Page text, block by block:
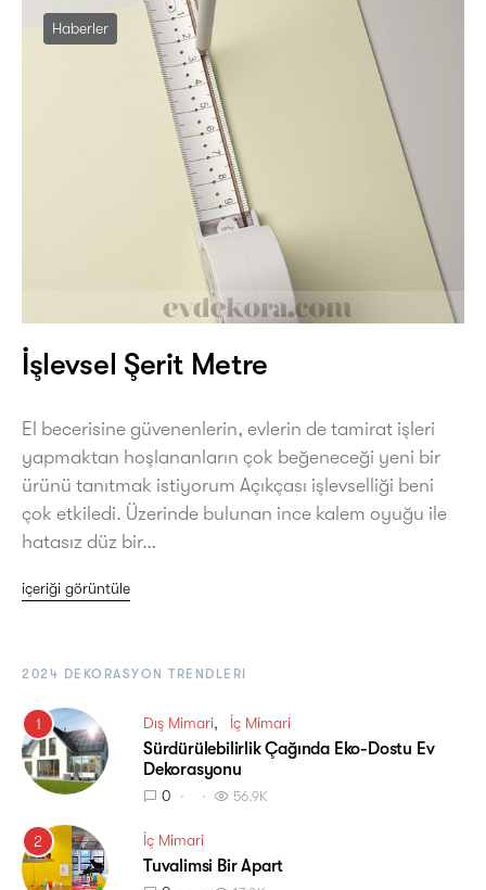
Haberler
İşlevsel Şerit Metre
El becerisine güvenenlerin, evlerin de tamirat işleri
yapmaktan hoşlananların çok beğeneceği yeni bir
ürünü tanıtmak istiyorum Açıkçası işlevselliği beni
çok etkiledi. Üzerinde bulunan ince kalem oyuğu ile
hatasız düz bir…
içeriği görüntüle
2024 DEKORASYON TRENDLERI
1 Dış Mimari İç Mimari
Sürdürülebilirlik Çağında Eko-Dostu Ev
Dekorasyonu
0 56.9K
2 İç Mimari
Tuvalimsi Bir Apart